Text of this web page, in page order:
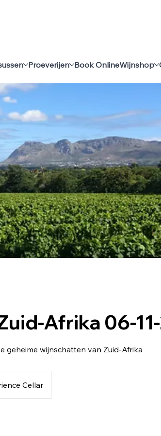
Proeverijen Book OnlineWijnshop
Afrika 06-
geheime wijnschatten van Zuid-Afrika
Cellar